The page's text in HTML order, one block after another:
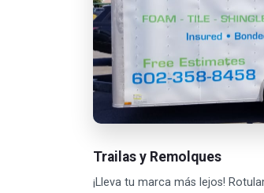
Trailas y Remolques
¡Lleva tu marca más lejos!